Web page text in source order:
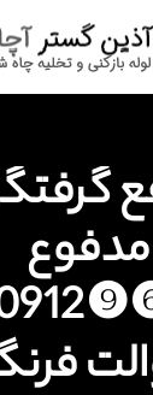
مدفوع